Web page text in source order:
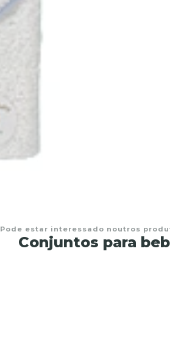
Pode estar interessado noutros
Conjuntos para